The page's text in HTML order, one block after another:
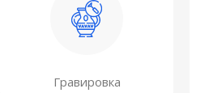
Гравировка